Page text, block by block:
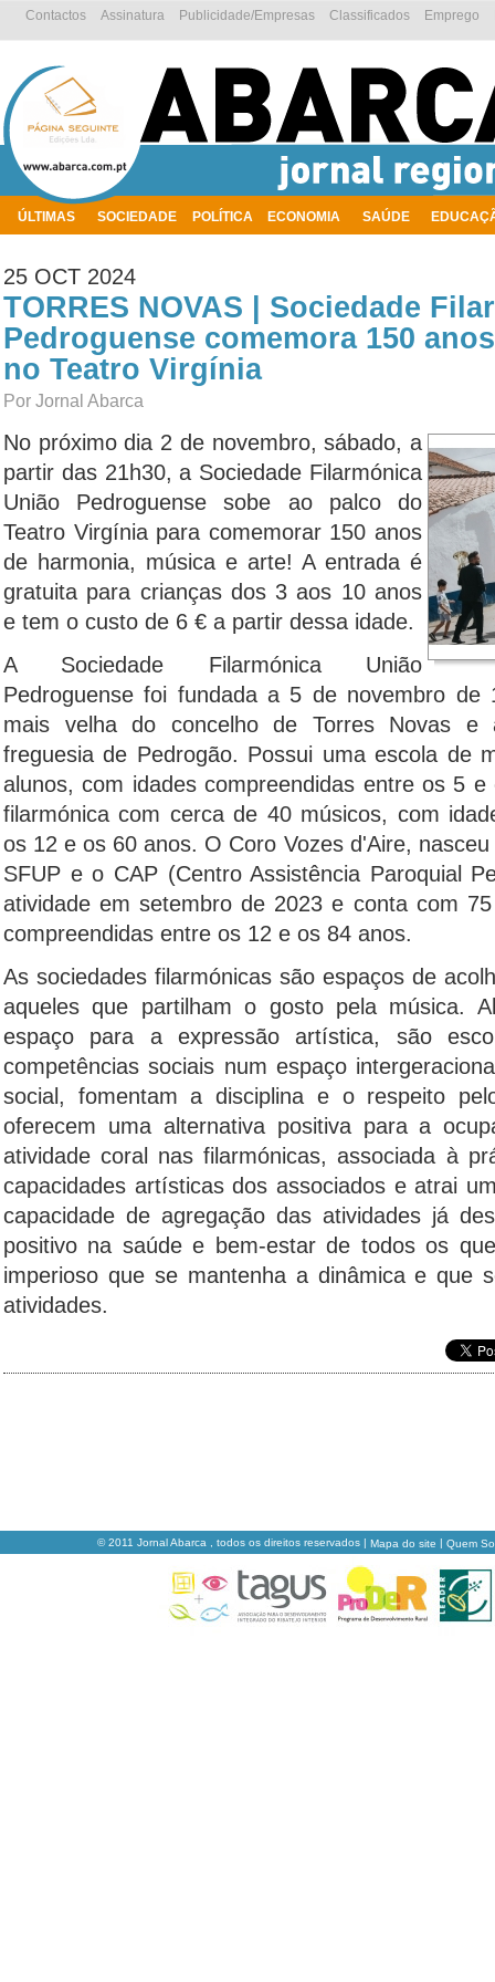
ÚLTIMAS SOCIEDADE POLÍTICA ECONOMIA SAÚDE
Emprego
Classificados
Publicidade/Empresas
Assinatura
Contactos
25 OCT 2024
TORRES NOVAS | Sociedade
Pedroguense comemora 150
no Teatro Virgínia
Por Jornal Abarca
No próximo dia 2 de novembro, sábado, a
partir das 21h30, a Sociedade Filarmónica
União Pedroguense sobe ao palco do
Teatro Virgínia para comemorar 150 anos
de harmonia, música e arte! A entrada é
gratuita para crianças dos 3 aos 10 anos
e tem o custo de 6 € a partir dessa idade.
A Sociedade Filarmónica União
Pedroguense foi fundada a 5 de novembro de
mais velha do concelho de Torres Novas e
freguesia de Pedrogão. Possui uma escola de
alunos, com idades compreendidas entre os 5
filarmónica com cerca de 40 músicos, com
os 12 e os 60 anos. O Coro Vozes d'Aire,
SFUP e o CAP (Centro Assistência Paroquial
atividade em setembro de 2023 e conta com
compreendidas entre os 12 e os 84 anos.
As sociedades filarmónicas são espaços de
aqueles que partilham o gosto pela música.
espaço para a expressão artística, são
competências sociais num espaço
social, fomentam a disciplina e o respeito
oferecem uma alternativa positiva para a
atividade coral nas filarmónicas, associada à
capacidades artísticas dos associados e atrai
capacidade de agregação das atividades já
positivo na saúde e bem-estar de todos os
imperioso que se mantenha a dinâmica e que
atividades.
© 2011 Jornal Abarca , todos os direitos reservados | Mapa do site | Quem